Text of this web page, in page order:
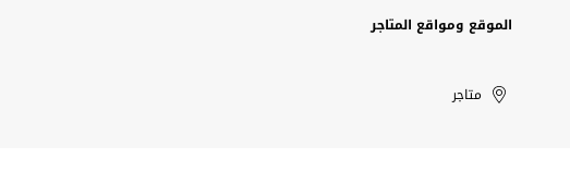
الموقع ومواقع المتاجر
United
Arab
Kuwait
الإمارات
العربية
الكويت
متاجر